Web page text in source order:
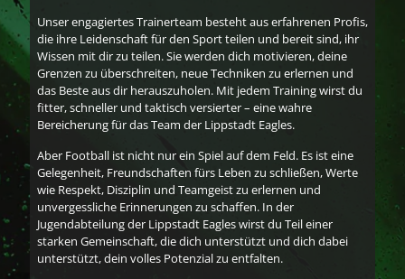
Unser engagiertes Trainerteam besteht aus erfahrenen Profis,
die ihre Leidenschaft für den Sport teilen und bereit sind, ihr
Wissen mit dir zu teilen. Sie werden dich motivieren, deine
Grenzen zu überschreiten, neue Techniken zu erlernen und
das Beste aus dir herauszuholen. Mit jedem Training wirst du
fitter, schneller und taktisch versierter – eine wahre
Bereicherung für das Team der Lippstadt Eagles.
Aber Football ist nicht nur ein Spiel auf dem Feld. Es ist eine
Gelegenheit, Freundschaften fürs Leben zu schließen, Werte
wie Respekt, Disziplin und Teamgeist zu erlernen und
unvergessliche Erinnerungen zu schaffen. In der
Jugendabteilung der Lippstadt Eagles wirst du Teil einer
starken Gemeinschaft, die dich unterstützt und dich dabei
unterstützt, dein volles Potenzial zu entfalten.